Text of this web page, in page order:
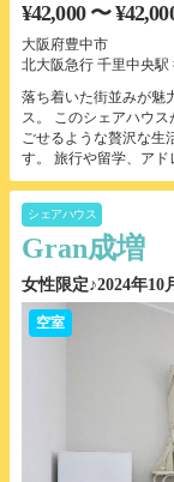
¥42,000 〜
大阪府豊中市
北大阪急行 千里中央駅
落ち着いた街並みが魅
ス。 このシェアハウ
ごせるような贅沢な生
す。 旅行や留学、ア
シェアハウス
Gran成増
女性限定♪2024年
空室